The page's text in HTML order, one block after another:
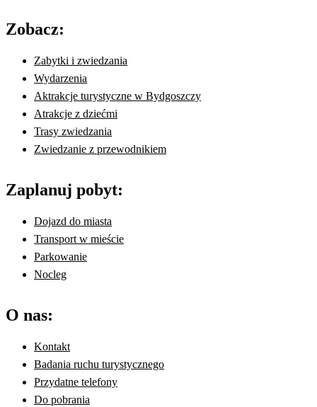
Zobacz:
Zabytki i zwiedzania
Wydarzenia
Aktrakcje turystyczne w Bydgoszczy
Atrakcje z dziećmi
Trasy zwiedzania
Zwiedzanie z przewodnikiem
Zaplanuj pobyt:
Dojazd do miasta
Transport w mieście
Parkowanie
Nocleg
O nas:
Kontakt
Badania ruchu turystycznego
Przydatne telefony
Do pobrania